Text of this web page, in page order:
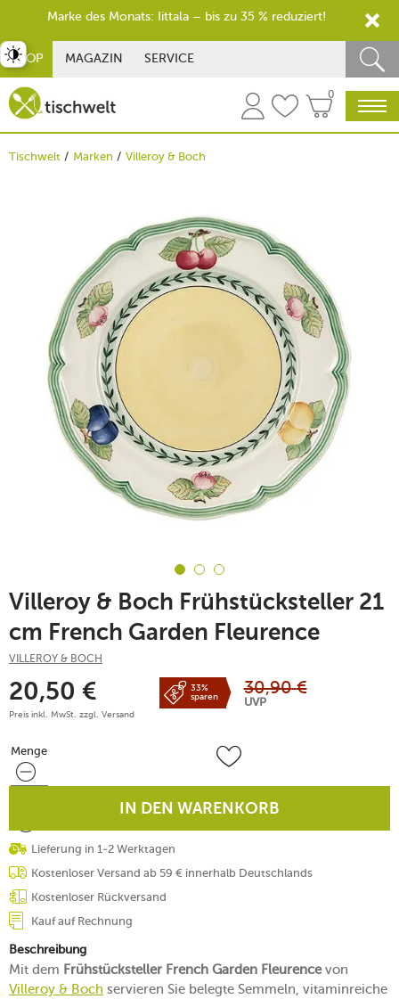
SHOP MAGAZIN SERVICE
0
Tischwelt Marken Villeroy & Boch
Villeroy & Boch Frühstücksteller 21
cm French Garden Fleurence
VILLEROY & BOCH
20,50 €
Preis inkl. MwSt. zzgl. Versand
33%
sparen
30,90 €
UVP
Menge
Menge
IN DEN WARENKORB
Lieferung in 1-2 Werktagen
Kostenloser Versand ab 59 € innerhalb Deutschlands
Kostenloser Rückversand
Kauf auf Rechnung
Beschreibung
Mit dem Frühstücksteller French Garden Fleurencevon
Villeroy & Boch servieren Sie belegte Semmeln, vitaminreiche
umschalten
Marke des Monats: Iittala – bis zu 35 % reduziert!